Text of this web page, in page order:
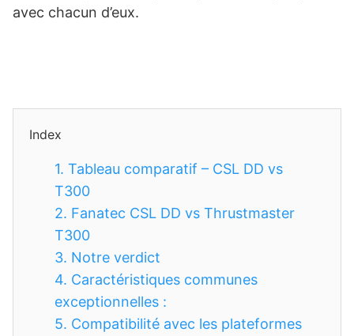
avec chacun d’eux.
Index
1. Tableau comparatif – CSL DD vs
T300
2. Fanatec CSL DD vs Thrustmaster
T300
3. Notre verdict
4. Caractéristiques communes
exceptionnelles :
5. Compatibilité avec les plateformes